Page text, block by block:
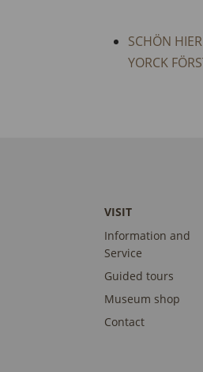
SCHÖN
YORCK
VISIT
Information and
Service
Guided tours
Museum shop
Contact